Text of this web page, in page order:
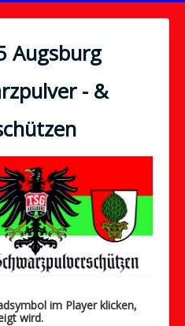
Augsburg
- &
im Player klicken,
wird.